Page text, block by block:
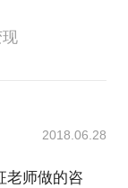
2018.06.28
老师做的咨